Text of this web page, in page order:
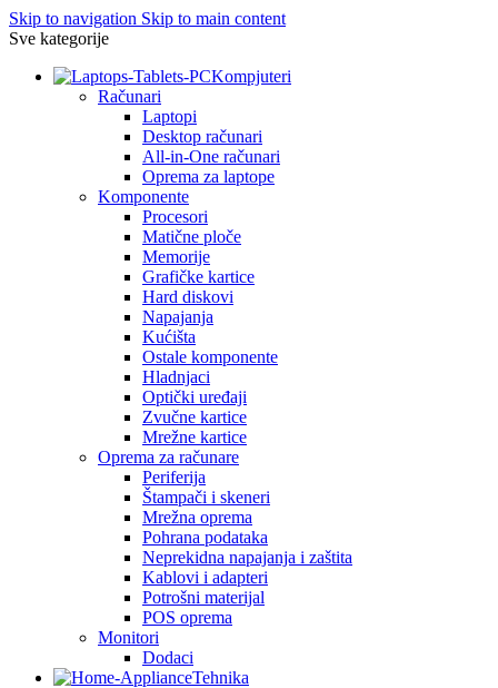
Skip to navigation Skip to main content
Sve kategorije
Kompjuteri
Računari
Laptopi
Desktop računari
All-in-One računari
Oprema za laptope
Komponente
Procesori
Matične ploče
Memorije
Grafičke kartice
Hard diskovi
Napajanja
Kućišta
Ostale komponente
Hladnjaci
Optički uređaji
Zvučne kartice
Mrežne kartice
Oprema za računare
Periferija
Štampači i skeneri
Mrežna oprema
Pohrana podataka
Neprekidna napajanja i zaštita
Kablovi i adapteri
Potrošni materijal
POS oprema
Monitori
Dodaci
Tehnika